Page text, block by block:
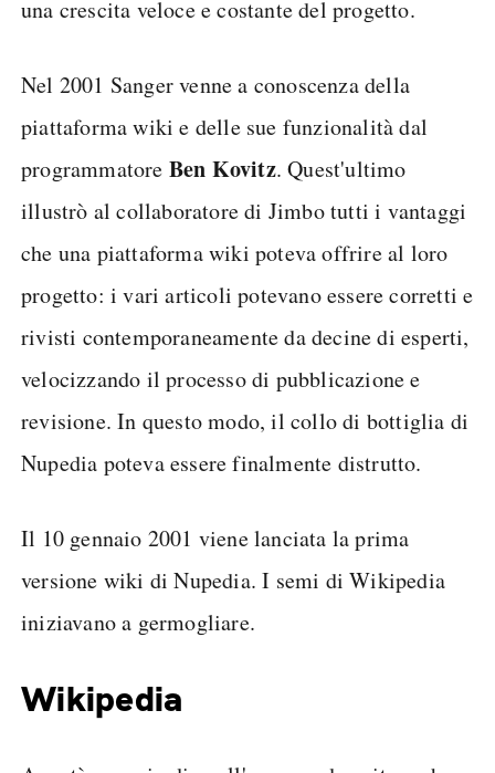
una crescita veloce e costante del progetto.
Nel 2001 Sanger venne a conoscenza della
piattaforma wiki e delle sue funzionalità dal
programmatore Ben Kovitz. Quest'ultimo
illustrò al collaboratore di Jimbo tutti i vantaggi
che una piattaforma wiki poteva offrire al loro
progetto: i vari articoli potevano essere corretti e
rivisti contemporaneamente da decine di esperti,
velocizzando il processo di pubblicazione e
revisione. In questo modo, il collo di bottiglia di
Nupedia poteva essere finalmente distrutto.
Il 10 gennaio 2001 viene lanciata la prima
versione wiki di Nupedia. I semi di Wikipedia
iniziavano a germogliare.
Wikipedia